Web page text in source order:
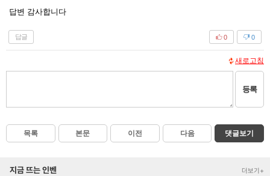
답변 감사합니다
답글 0
0
새로고침
등록
목록 본문 이전 다음 댓글보기
지금 뜨는 인벤 더보기+